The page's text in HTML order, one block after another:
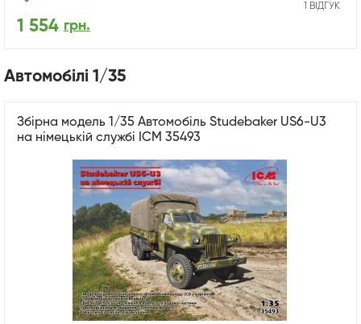
1 ВІДГУК
1 554 грн.
Автомобілі 1/35
Збірна модель 1/35 Автомобіль Studebaker US6-U3
на німецькій службі ICM 35493